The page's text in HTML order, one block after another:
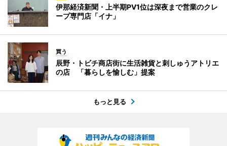
伊那経済新聞・上半期PV1位は深夜まで営業のクレ
ープ専門店「イナ」
買う
辰野・トビチ商店街に生活雑貨と刺しゅうアトリエ
の店 「暮らしを愉しむ」提案
もっと見る